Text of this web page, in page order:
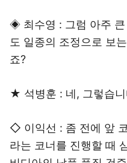
◈ 최수영 : 그럼 아주 큰
도 일종의 조정으로 보
죠?
★ 석병훈 : 네, 그렇습
◇ 이익선 : 좀 전에 앞
라는 코너를 진행할 때